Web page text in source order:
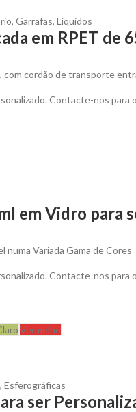
, Garrafas, Líquidos
em RPET de
com cordão de transporte
Contacte-nos
em Vidro para
numa Variada Gama de Cores
Contacte-nos
Vermelho
, Esferográficas
ser